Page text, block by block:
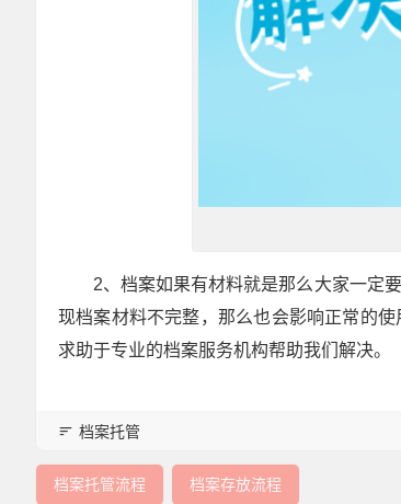
2、档案如果有材料就是那么大家一定
现档案材料不完整，那么也会影响正常的
求助于专业的档案服务机构帮助我们解决。
档案托管
档案托管流程 档案存放流程